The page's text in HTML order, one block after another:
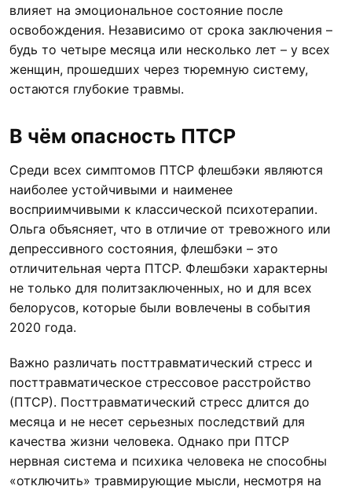
влияет на эмоциональное состояние после
освобождения. Независимо от срока заключения –
будь то четыре месяца или несколько лет – у всех
женщин, прошедших через тюремную систему,
остаются глубокие травмы.
В чём опасность ПТСР
Среди всех симптомов ПТСР флешбэки являются
наиболее устойчивыми и наименее
восприимчивыми к классической психотерапии.
Ольга объясняет, что в отличие от тревожного или
депрессивного состояния, флешбэки – это
отличительная черта ПТСР. Флешбэки характерны
не только для политзаключенных, но и для всех
белорусов, которые были вовлечены в события
2020 года.
Важно различать посттравматический стресс и
посттравматическое стрессовое расстройство
(ПТСР). Посттравматический стресс длится до
месяца и не несет серьезных последствий для
качества жизни человека. Однако при ПТСР
нервная система и психика человека не способны
«отключить» травмирующие мысли, несмотря на